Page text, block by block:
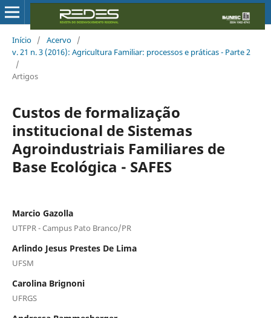
Início / Acervo /
v. 21 n. 3 (2016): Agricultura Familiar: processos e práticas - Parte 2
/
Artigos
Custos de formalização
institucional de Sistemas
Agroindustriais Familiares de
Base Ecológica - SAFES
Marcio Gazolla
UTFPR - Campus Pato Branco/PR
Arlindo Jesus Prestes De Lima
UFSM
Carolina Brignoni
UFRGS